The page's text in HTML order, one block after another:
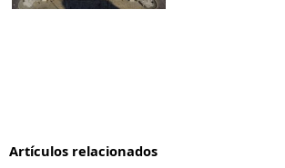
Artículos relacionados